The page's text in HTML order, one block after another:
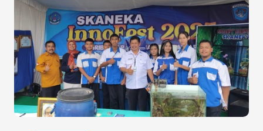
pameran, melainkan bukti nyata bahwa tangan-
tangan muda ini sedang menorehkan masa depan
dengan teknologi. Antusiasme itu semakin terasa
ketika Plt. Kacabdin Dinas Pendidikan Jawa
Timur, Bapak Mudianto, M.Pd., bersama para
kepala SMA/SMK se-Blitar Raya menyapa setiap
stan, menyimak penjelasan dengan penuh
apresiasi.